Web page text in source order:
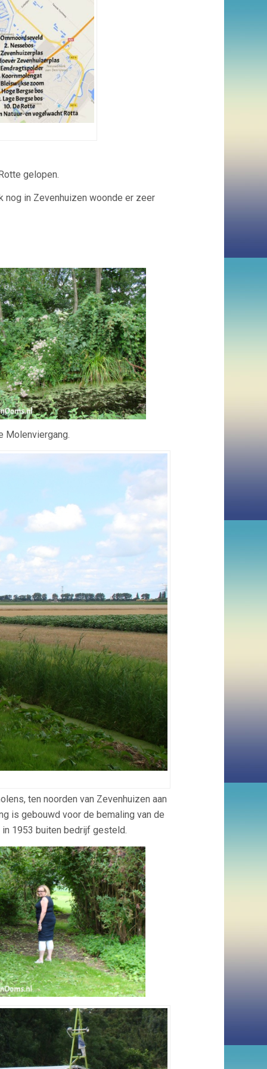
gelopen.
nog in Zevenhuizen woonde er zeer
Molenviergang.
ten noorden van Zevenhuizen aan
is gebouwd voor de bemaling van de
1953 buiten bedrijf gesteld.